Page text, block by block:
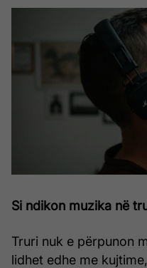
Si ndikon muzika në
Truri nuk e përpunon
lidhet edhe me